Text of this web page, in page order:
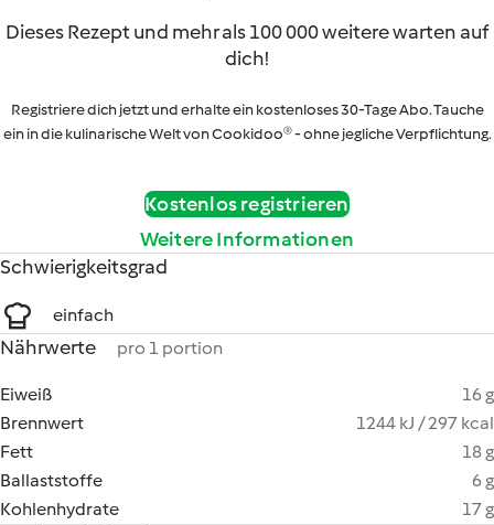
Dieses Rezept und mehr als 100 000 weitere warten auf
dich!
Registriere dich jetzt und erhalte ein kostenloses 30-Tage Abo. Tauche
ein in die kulinarische Welt von Cookidoo® - ohne jegliche Verpflichtung.
Kostenlos registrieren
Weitere Informationen
Schwierigkeitsgrad
einfach
Nährwerte pro 1 portion
Eiweiß
16 g
Brennwert
1244 kJ / 297 kcal
Fett
18 g
Ballaststoffe
6 g
Kohlenhydrate
17 g